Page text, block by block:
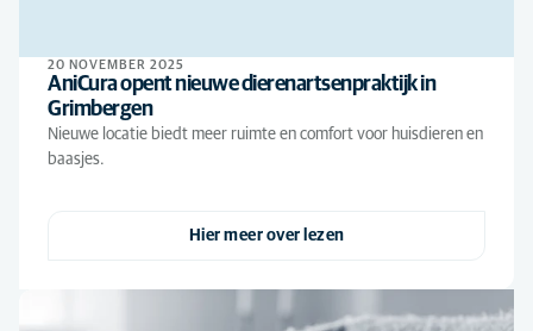
20 NOVEMBER 2025
AniCura opent nieuwe dierenartsenpraktijk in
Grimbergen
Nieuwe locatie biedt meer ruimte en comfort voor huisdieren en
baasjes.
Hier meer over lezen